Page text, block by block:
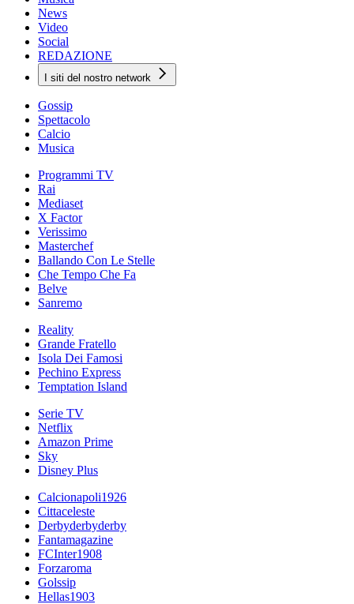
News
Video
Social
REDAZIONE
I siti del nostro network
Gossip
Spettacolo
Calcio
Musica
Programmi TV
Rai
Mediaset
X Factor
Verissimo
Masterchef
Ballando Con Le Stelle
Che Tempo Che Fa
Belve
Sanremo
Reality
Grande Fratello
Isola Dei Famosi
Pechino Express
Temptation Island
Serie TV
Netflix
Amazon Prime
Sky
Disney Plus
Calcionapoli1926
Cittaceleste
Derbyderbyderby
Fantamagazine
FCInter1908
Forzaroma
Golssip
Hellas1903